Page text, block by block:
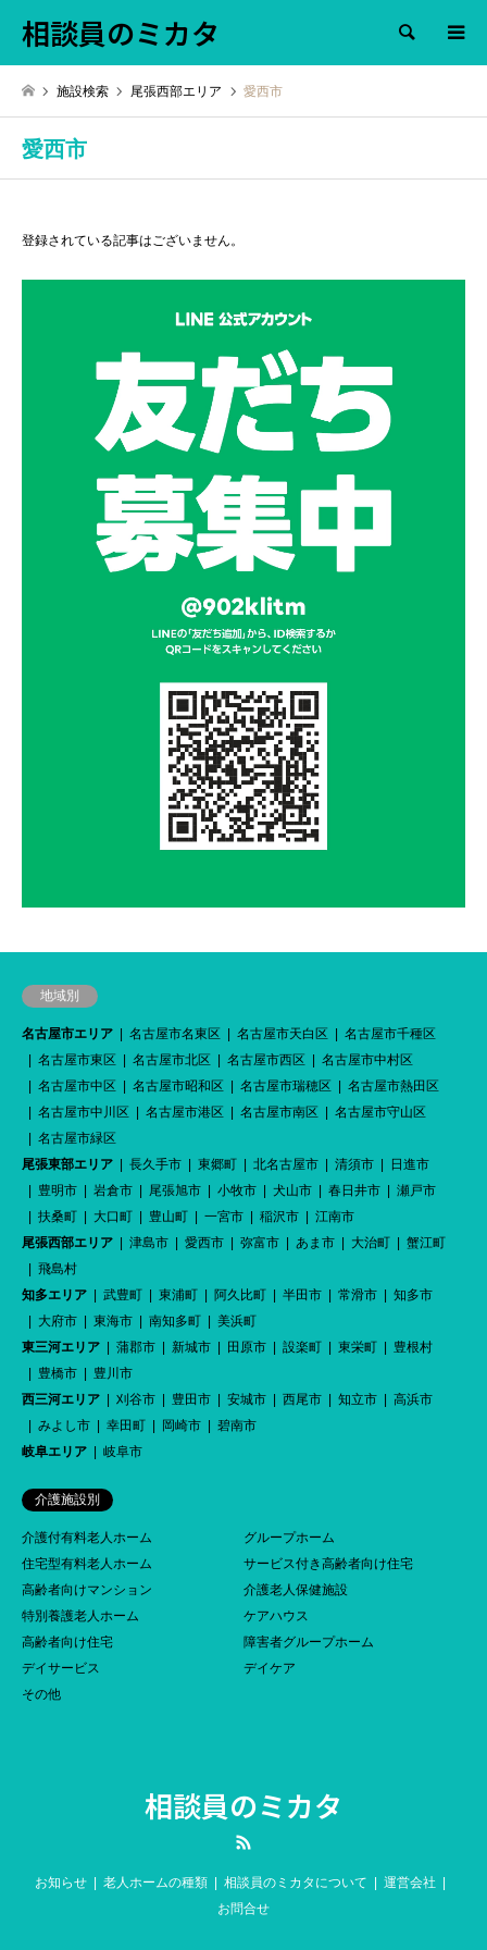
相談員のミカタ 検索
施設検索 尾張西部エリア 愛西市
愛西市
登録されている記事はございません。
地域別
名古屋市エリア 名古屋市名東区 名古屋市天白区
名古屋市千種区
名古屋市東区
名古屋市北区 名古屋市西区
名古屋市中村区
名古屋市中区
名古屋市昭和区 名古屋市瑞穂区
名古屋市熱田区
名古屋市中川区
名古屋市港区 名古屋市南区
名古屋市守山区
名古屋市緑区
尾張東部エリア
長久手市 東郷町 北名古屋市 清須市
日進市
豊明市
岩倉市 尾張旭市 小牧市 犬山市 春日井市
瀬戸市
扶桑町
大口町 豊山町 一宮市 稲沢市
江南市
尾張西部エリア
津島市 愛西市 弥富市 あま市 大治町
蟹江町
飛島村
知多エリア
武豊町 東浦町 阿久比町 半田市 常滑市
知多市
大府市
東海市 南知多町
美浜町
東三河エリア
蒲郡市 新城市 田原市 設楽町 東栄町
豊根村
豊橋市
豊川市
西三河エリア
刈谷市 豊田市 安城市 西尾市 知立市
高浜市
みよし市
幸田町 岡崎市
碧南市
岐阜エリア
岐阜市
介護施設別
介護付有料老人ホーム
グループホーム
住宅型有料老人ホーム
サービス付き高齢者向け住宅
高齢者向けマンション
介護老人保健施設
特別養護老人ホーム
ケアハウス
高齢者向け住宅
障害者グループホーム
デイサービス
デイケア
その他
相談員のミカタ
お知らせ 老人ホームの種類 相談員のミカタについて
運営会社
お問合せ